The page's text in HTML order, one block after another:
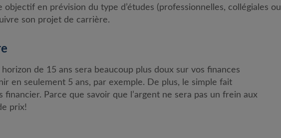
en prévision du type d’études (professionnelles, collégiales ou
son projet de carrière.
de 15 ans sera beaucoup plus doux sur vos finances
en seulement 5 ans, par exemple. De plus, le simple fait
Parce que savoir que l’argent ne sera pas un frein aux
prix!